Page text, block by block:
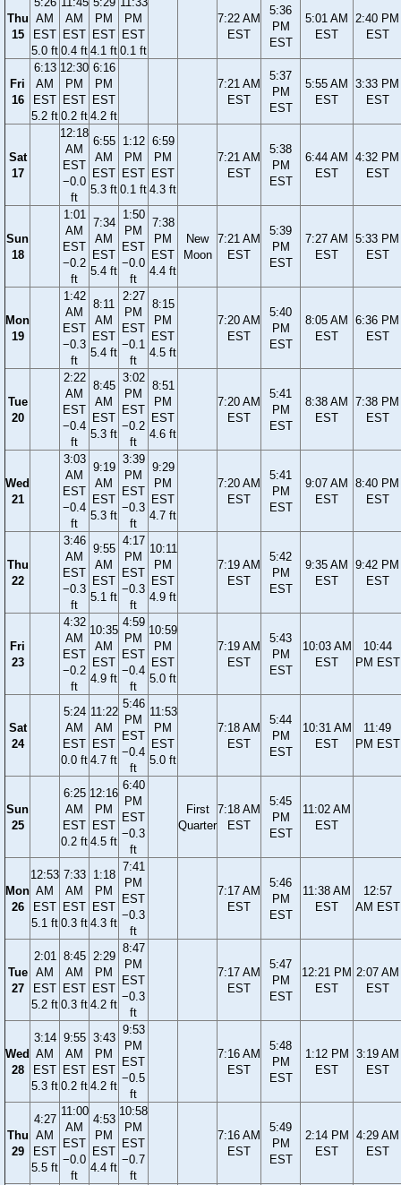
Thu
15
AM
EST
5.0 ft
AM
EST
0.4 ft
PM
EST
4.1 ft
PM
EST
0.1 ft
7:22 AM
EST
5:36
PM
EST
5:01 AM
EST
2:40 PM
EST
Fri
16
6:13
AM
EST
5.2 ft
12:30
PM
EST
0.2 ft
6:16
PM
EST
4.2 ft
7:21 AM
EST
5:37
PM
EST
5:55 AM
EST
3:33 PM
EST
Sat
17
12:18
AM
EST
−0.0
ft
6:55
AM
EST
5.3 ft
1:12
PM
EST
0.1 ft
6:59
PM
EST
4.3 ft
7:21 AM
EST
5:38
PM
EST
6:44 AM
EST
4:32 PM
EST
Sun
18
1:01
AM
EST
−0.2
ft
7:34
AM
EST
5.4 ft
1:50
PM
EST
−0.0
ft
7:38
PM
EST
4.4 ft
New
Moon
7:21 AM
EST
5:39
PM
EST
7:27 AM
EST
5:33 PM
EST
Mon
19
1:42
AM
EST
−0.3
ft
8:11
AM
EST
5.4 ft
2:27
PM
EST
−0.1
ft
8:15
PM
EST
4.5 ft
7:20 AM
EST
5:40
PM
EST
8:05 AM
EST
6:36 PM
EST
Tue
20
2:22
AM
EST
−0.4
ft
8:45
AM
EST
5.3 ft
3:02
PM
EST
−0.2
ft
8:51
PM
EST
4.6 ft
7:20 AM
EST
5:41
PM
EST
8:38 AM
EST
7:38 PM
EST
Wed
21
3:03
AM
EST
−0.4
ft
9:19
AM
EST
5.3 ft
3:39
PM
EST
−0.3
ft
9:29
PM
EST
4.7 ft
7:20 AM
EST
5:41
PM
EST
9:07 AM
EST
8:40 PM
EST
Thu
22
3:46
AM
EST
−0.3
ft
9:55
AM
EST
5.1 ft
4:17
PM
EST
−0.3
ft
10:11
PM
EST
4.9 ft
7:19 AM
EST
5:42
PM
EST
9:35 AM
EST
9:42 PM
EST
Fri
23
4:32
AM
EST
−0.2
ft
10:35
AM
EST
4.9 ft
4:59
PM
EST
−0.4
ft
10:59
PM
EST
5.0 ft
7:19 AM
EST
5:43
PM
EST
10:03 AM
EST
10:44
PM EST
Sat
24
5:24
AM
EST
0.0 ft
11:22
AM
EST
4.7 ft
5:46
PM
EST
−0.4
ft
11:53
PM
EST
5.0 ft
7:18 AM
EST
5:44
PM
EST
10:31 AM
EST
11:49
PM EST
Sun
25
6:25
AM
EST
0.2 ft
12:16
PM
EST
4.5 ft
6:40
PM
EST
−0.3
ft
First
Quarter
7:18 AM
EST
5:45
PM
EST
11:02 AM
EST
Mon
26
12:53
AM
EST
5.1 ft
7:33
AM
EST
0.3 ft
1:18
PM
EST
4.3 ft
7:41
PM
EST
−0.3
ft
7:17 AM
EST
5:46
PM
EST
11:38 AM
EST
12:57
AM EST
Tue
27
2:01
AM
EST
5.2 ft
8:45
AM
EST
0.3 ft
2:29
PM
EST
4.2 ft
8:47
PM
EST
−0.3
ft
7:17 AM
EST
5:47
PM
EST
12:21 PM
EST
2:07 AM
EST
Wed
28
3:14
AM
EST
5.3 ft
9:55
AM
EST
0.2 ft
3:43
PM
EST
4.2 ft
9:53
PM
EST
−0.5
ft
7:16 AM
EST
5:48
PM
EST
1:12 PM
EST
3:19 AM
EST
Thu
29
4:27
AM
EST
5.5 ft
11:00
AM
EST
−0.0
ft
4:53
PM
EST
4.4 ft
10:58
PM
EST
−0.7
ft
7:16 AM
EST
5:49
PM
EST
2:14 PM
EST
4:29 AM
EST